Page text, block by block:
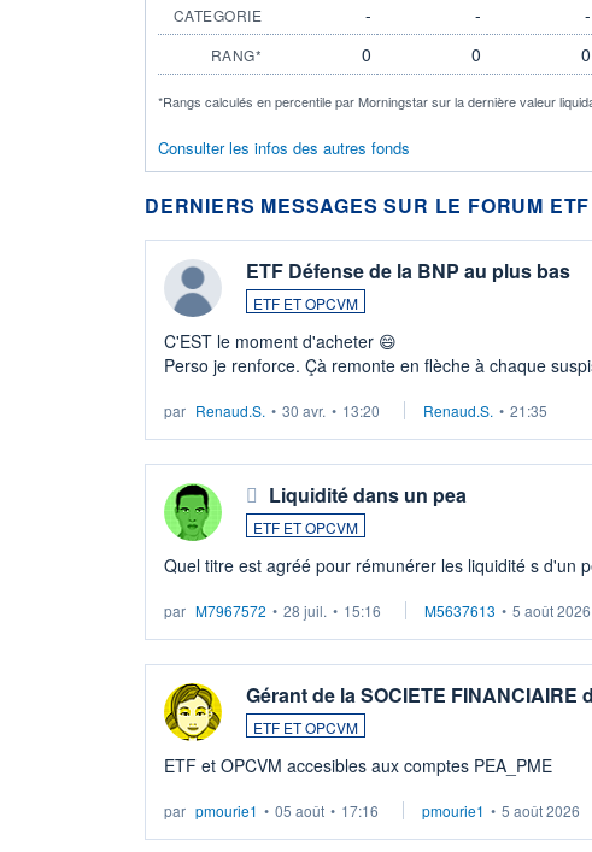
CATEGORIE - - -
RANG* 0 0 0
*Rangs calculés en percentile par Morningstar sur la dernière valeur
Consulter les infos des autres fonds
DERNIERS MESSAGES SUR LE FORUM
ETF Défense de la BNP au plus bas
ETF ET OPCVM
C'EST le moment d'acheter 😄​
Perso je renforce. Çà remonte en flèche à chaque
par Renaud.S. • 30 avr. • 13:20 Renaud.S. • 21:35
Liquidité dans un pea
ETF ET OPCVM
Quel titre est agréé pour rémunérer les liquidité s d'un
par M7967572 • 28 juil. • 15:16 M5637613 • 5 août 2026
Gérant de la SOCIETE FINANCIAIRE
ETF ET OPCVM
ETF et OPCVM accesibles aux comptes PEA_PME
par pmourie1 • 05 août • 17:16 pmourie1 • 5 août 2026